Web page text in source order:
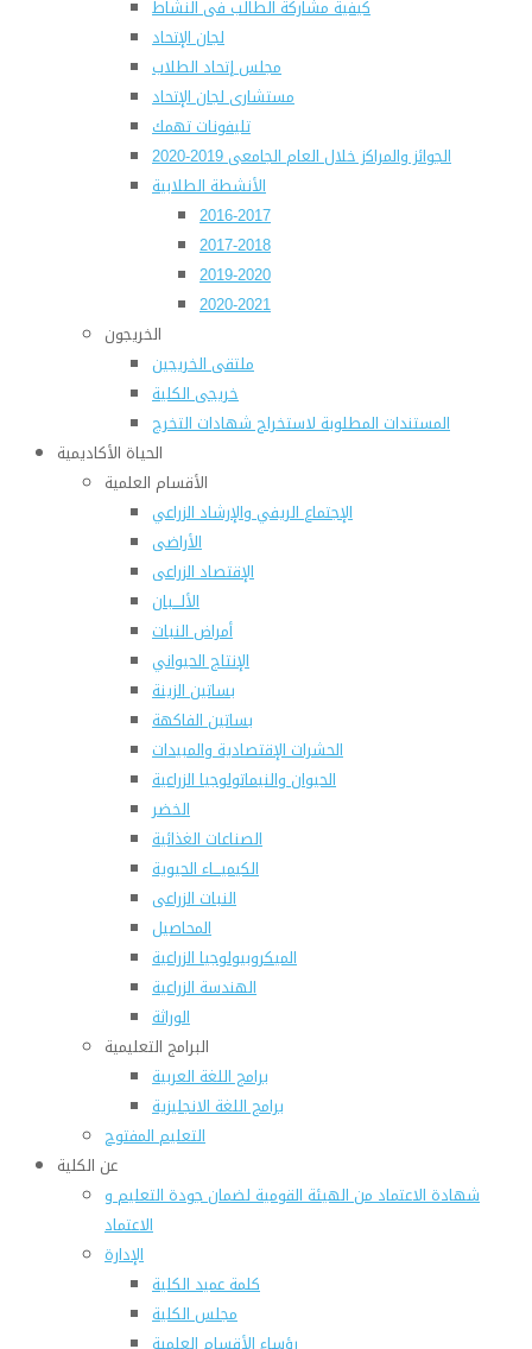
كيفية مشاركة الطالب فى النشاط
لجان الإتحاد
مجلس إتحاد الطلاب
مستشارى لجان الإتحاد
تليفونات تهمك
الجوائز والمراكز خلال العام الجامعى 2019-2020
الأنشطة الطلابية
2016-2017
2017-2018
2019-2020
2020-2021
الخريجون
ملتقى الخريجين
خريجى الكلية
المستندات المطلوبة لاستخراج شهادات التخرج
الحياة الأكاديمية
الأقسام العلمية
الإجتماع الريفي والإرشاد الزراعي
الأراضى
الإقتصاد الزراعى
الألـــبان
أمراض النبات
الإنتاج الحيواني
بساتين الزينة
بساتين الفاكهة
الحشرات الإقتصادية والمبيدات
الحيوان والنيماتولوجيا الزراعية
الخضر
الصناعات الغذائية
الكيميـــاء الحيوية
النبات الزراعى
المحاصيل
الميكروبيولوجيا الزراعية
الهندسة الزراعية
الوراثة
البرامج التعليمية
برامج اللغة العربية
برامج اللغة الانجليزية
التعليم المفتوح
عن الكلية
شهادة الاعتماد من الهيئة القومية لضمان جودة التعليم و
الاعتماد
الإدارة
كلمة عميد الكلية
مجلس الكلية